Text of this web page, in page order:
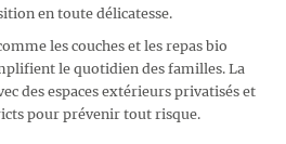
en toute délicatesse.
les couches et les repas bio
le quotidien des familles. La
des espaces extérieurs privatisés et
pour prévenir tout risque.